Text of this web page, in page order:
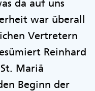
da auf uns
war überall
Vertretern
Reinhard
Mariä
Beginn der